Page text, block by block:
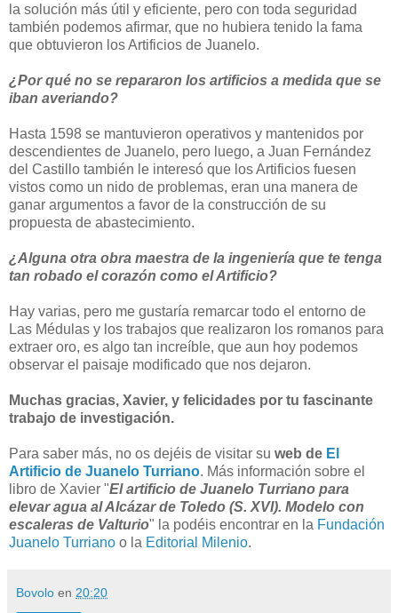
la solución más útil y eficiente, pero con toda seguridad
también podemos afirmar, que no hubiera tenido la fama
que obtuvieron los Artificios de Juanelo.
¿Por qué no se repararon los artificios a medida que se
iban averiando?
Hasta 1598 se mantuvieron operativos y mantenidos por
descendientes de Juanelo, pero luego, a Juan Fernández
del Castillo también le interesó que los Artificios fuesen
vistos como un nido de problemas, eran una manera de
ganar argumentos a favor de la construcción de su
propuesta de abastecimiento.
¿Alguna otra obra maestra de la ingeniería que te tenga
tan robado el corazón como el Artificio?
Hay varias, pero me gustaría remarcar todo el entorno de
Las Médulas y los trabajos que realizaron los romanos para
extraer oro, es algo tan increíble, que aun hoy podemos
observar el paisaje modificado que nos dejaron.
Muchas gracias, Xavier, y felicidades por tu fascinante
trabajo de investigación.
Para saber más, no os dejéis de visitar su web de El
Artificio de Juanelo Turriano. Más información sobre el
libro de Xavier "El artificio de Juanelo Turriano para
elevar agua al Alcázar de Toledo (S. XVI). Modelo con
escaleras de Valturio" la podéis encontrar en la Fundación
Juanelo Turriano o la Editorial Milenio.
Bovolo en 20:20